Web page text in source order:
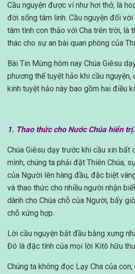
Cầu nguyện được ví như hơi thở, là
đời sống tâm linh. Cầu nguyện đối
tâm tình con thảo với Cha trên trời, là
thác cho sự an bài quan phòng của
Bài Tin Mừng hôm nay Chúa Giêsu
phương thế tuyệt hảo khi cầu nguyện,
kinh tuyệt hảo này bao gồm hai điều
1. Thao thức cho Nước Chúa hiển trị.
Chúa Giêsu dạy trước khi cầu xin bất
mình, chúng ta phải đặt Thiên Chúa,
của Người lên hàng đầu, đặc biệt
và thao thức cho nhiều người nhận
dành cho Chúa chỗ của Người, bấy
chỗ xứng hợp.
Lời cầu nguyện bắt đầu bằng xưng
Đó là đặc tính của mọi lời Kitô hữu
Chúng ta không đọc Lạy Cha của